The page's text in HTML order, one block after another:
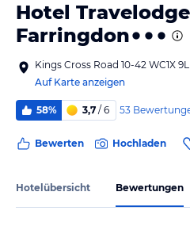
Hotel
Farringdon
Kings Cross Road 10-42 WC1X
Auf Karte anzeigen
58% 3,7 / 6 53
Bewerten Hochladen
Hotelübersicht Bewertungen